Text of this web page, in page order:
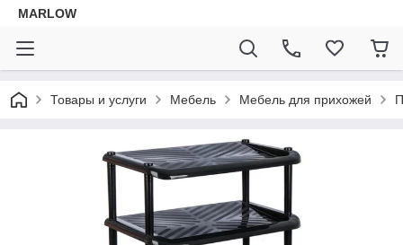
MARLOW
Товары и услуги Мебель Мебель для прихожей